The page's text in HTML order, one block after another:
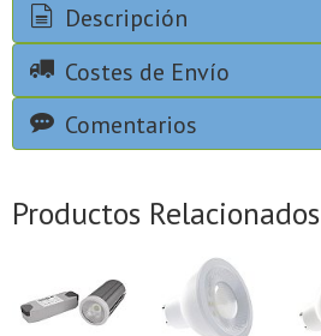
Descripción
Costes de Envío
Comentarios
Productos Relacionados